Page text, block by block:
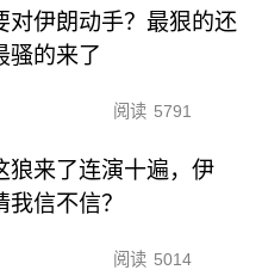
对伊朗动手？最狠的还
骚的来了
阅读 5791
狼来了连演十遍，伊
我信不信？
阅读 5014